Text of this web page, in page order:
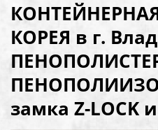
КОРЕЯ в г.
замка Z-LOCK